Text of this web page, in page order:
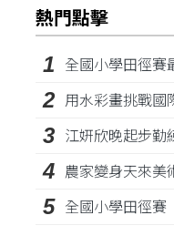
熱門點擊
1 全國小學田徑賽最
2 用水彩畫挑戰
3 江姸欣晚起步勤
4 農家變身天來
5 全國小學田徑賽